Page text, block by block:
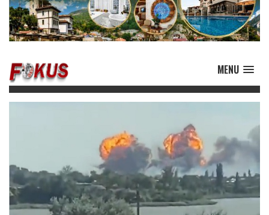
MENU